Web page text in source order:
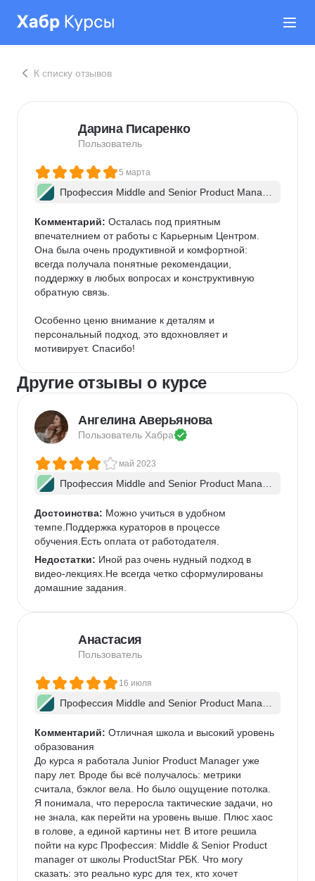
К списку отзывов
Дарина Писаренко
Пользователь
5 марта
Профессия Middle and Senior Product Manag
Комментарий: Осталась под приятным
впечателнием от работы с Карьерным Центром.
Она была очень продуктивной и комфортной:
всегда получала понятные рекомендации,
поддержку в любых вопросах и конструктивную
обратную связь.
Особенно ценю внимание к деталям и
персональный подход, это вдохновляет и
мотивирует. Спасибо!
Другие отзывы о курсе
Ангелина Аверьянова
Пользователь Хабра
май 2023
Профессия Middle and Senior Product Manag
Достоинства: Можно учиться в удобном
темпе.Поддержка кураторов в процессе
обучения.Есть оплата от работодателя.
Недостатки: Иной раз очень нудный подход в
видео-лекциях.Не всегда четко сформулированы
домашние задания.
Анастасия
Пользователь
16 июля
Профессия Middle and Senior Product Manag
Комментарий: Отличная школа и высокий уровень
образования
До курса я работала Junior Product Manager уже
пару лет. Вроде бы всё получалось: метрики
считала, бэклог вела. Но было ощущение потолка.
Я понимала, что переросла тактические задачи, но
не знала, как перейти на уровень выше. Плюс хаос
в голове, а единой картины нет. В итоге решила
пойти на курс Профессия: Middle & Senior Product
manager от школы ProductStar РБК. Что могу
сказать: это реально курс для тех, кто хочет